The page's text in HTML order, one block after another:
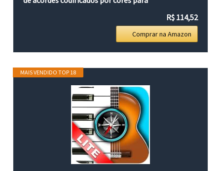
R$ 114,52
Comprar na Amazon
MAIS VENDIDO TOP 18